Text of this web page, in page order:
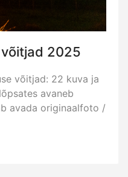
2025
võitjad: 22 kuva ja
avaneb
avada originaalfoto /